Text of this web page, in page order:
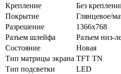
Крепление
Без
Покрытие
Глянцевое/
Разрешение
1366x768
Разъем шлейфа
Разъем низ-
Состояние
Новая
Тип матрицы экрана TFT TN
Тип подсветки
LED